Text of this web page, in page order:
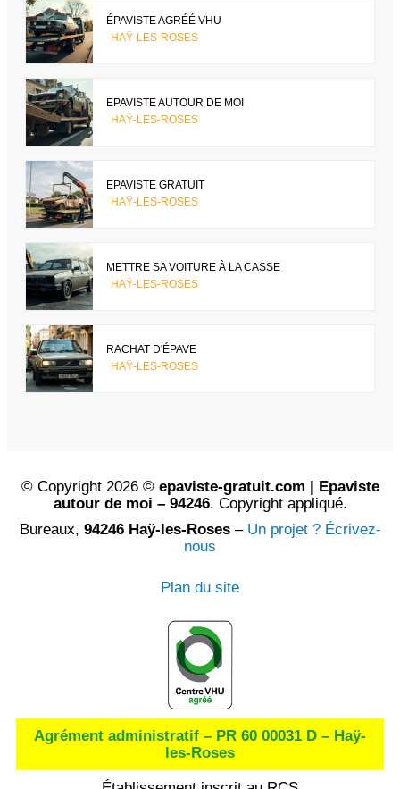
ÉPAVISTE AGRÉÉ VHU
HAŸ-LES-ROSES
EPAVISTE AUTOUR DE MOI
HAŸ-LES-ROSES
EPAVISTE GRATUIT
HAŸ-LES-ROSES
METTRE SA VOITURE À LA CASSE
HAŸ-LES-ROSES
RACHAT D'ÉPAVE
HAŸ-LES-ROSES
© Copyright 2026 © epaviste-gratuit.com | Epaviste
autour de moi – 94246. Copyright appliqué.
Bureaux, 94246 Haÿ-les-Roses– Un projet ? Écrivez-
nous
Plan du site
Agrément administratif – PR 60 00031 D – Haÿ-
les-Roses